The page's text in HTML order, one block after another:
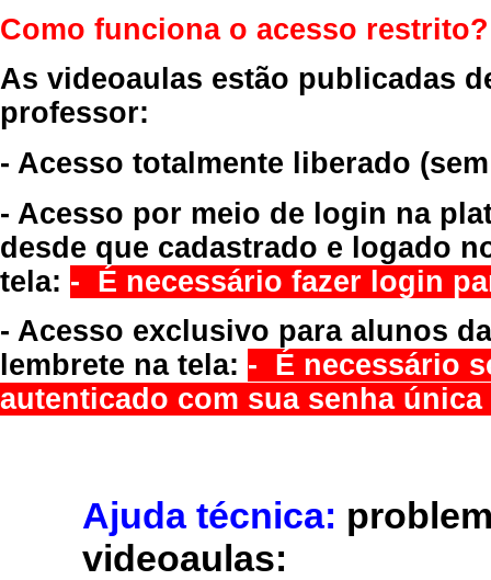
Como funciona o acesso restrito?
As videoaulas estão publicadas
professor:
- Acesso totalmente liberado
- Acesso por meio de login na
desde que cadastrado e logado
tela: - É necessário fazer login
- Acesso exclusivo para alunos
lembrete na tela: - É necessário
autenticado com sua senha
Ajuda técnica:
videoaulas: